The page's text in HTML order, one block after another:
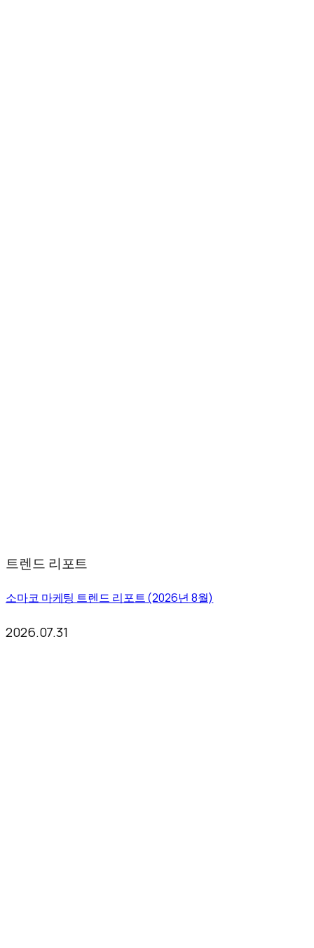
트렌드 리포트
소마코 마케팅 트렌드 리포트 (2026년 8월)
2026.07.31